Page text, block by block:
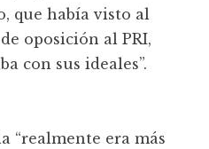
que había visto al
oposición al PRI,
con sus ideales”.
“realmente era más